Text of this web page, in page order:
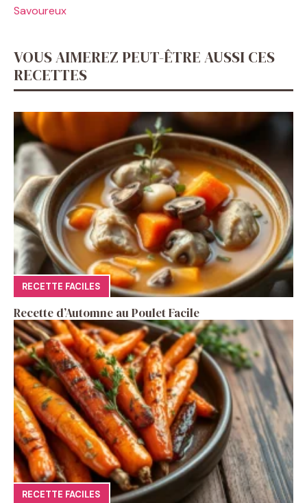
Savoureux
VOUS AIMEREZ PEUT-ÊTRE AUSSI CES
RECETTES
RECETTE FACILES
Recette d’Automne au Poulet Facile
RECETTE FACILES